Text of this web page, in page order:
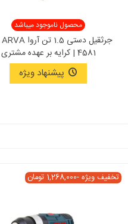
محصول ناموجود میباشد
4581 | کرایه بر عهده مشتری
پیشنهاد ویژه
تخفیف ویژه-1,268,000 تومان